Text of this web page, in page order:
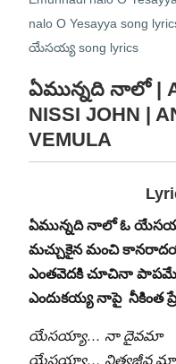
nalo O Yesayya song
యేసయ్య song lyrics
ఏమున్నది నాలో |
NISSI JOHN |
VEMULA
ఏమున్నది నాలో ఓ
మచ్చుకైన మంచి
ఎంతవెదకి చూచినా
ఎందుకయ్య నాపై నీకింత
యేసయ్యా… నా దైవమా
యేసయ్యా… నిత్యజీవ